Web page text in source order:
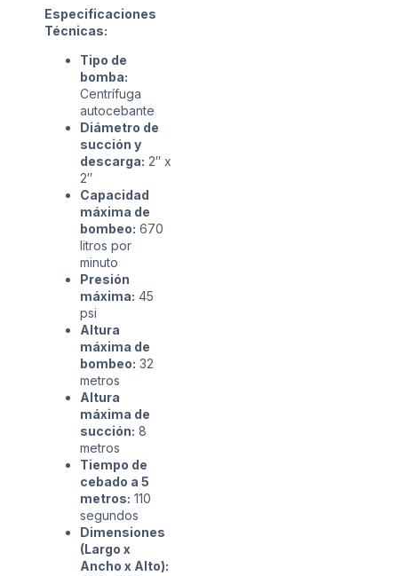
Especificaciones
Técnicas:
Tipo de
bomba:
Centrífuga
autocebante
Diámetro de
succión y
descarga: 2″ x
2″
Capacidad
máxima de
bombeo: 670
litros por
minuto
Presión
máxima: 45
psi
Altura
máxima de
bombeo: 32
metros
Altura
máxima de
succión: 8
metros
Tiempo de
cebado a 5
metros: 110
segundos
Dimensiones
(Largo x
Ancho x Alto):